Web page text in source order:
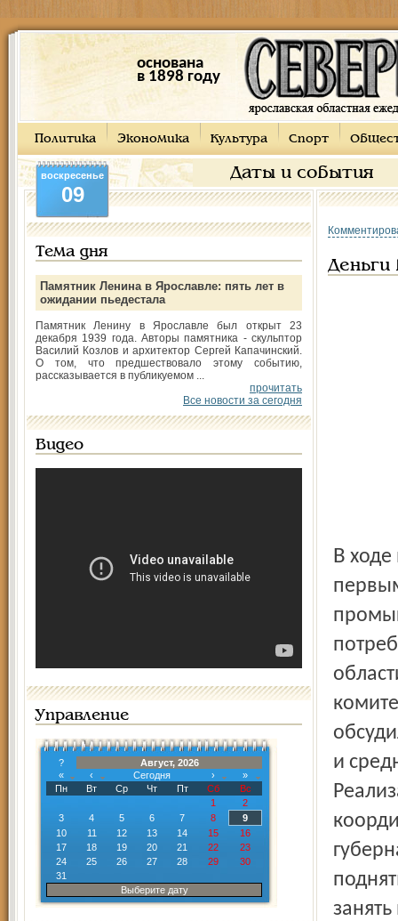
основана
в 1898 году
Политика Экономика Культура Спорт
Даты и события
воскресенье
09
Тема дня
Памятник Ленина в Ярославле: пять лет в
ожидании пьедестала
Памятник Ленину в Ярославле был открыт 23
декабря 1939 года. Авторы памятника - скульптор
Василий Козлов и архитектор Сергей Капачинский.
О том, что предшествовало этому событию,
рассказывается в публикуемом ...
прочитать
Все новости за сегодня
Видео
Управление
?
Август, 2026
«
‹ Сегодня ›
»
Пн
Вт Ср Чт Пт Сб
Вс
1
2
3
4 5 6 7 8
9
10
11 12 13 14 15
16
17
18 19 20 21 22
23
24
25 26 27 28 29
30
31
Выберите дату
Деньги
В ходе визита он совместно с Константином Тукеевым,
и